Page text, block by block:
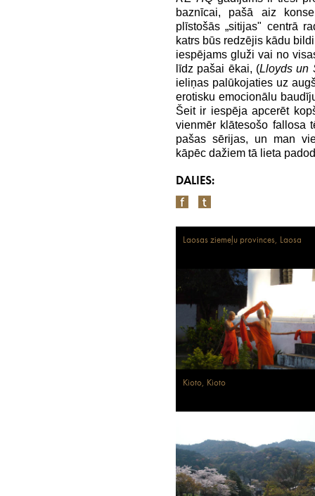
baznīcai, pašā aiz
plīstošās „sitijas" centrā
katrs būs redzējis kādu
iespējams gluži vai no
līdz pašai ēkai, (Lloyds un
ieliņas palūkojaties uz
erotisku emocionālu
Šeit ir iespēja apcerēt
vienmēr klātesošo fallosa
pašas sērijas, un man
kāpēc dažiem tā lieta
DALIES:
Laosas ziemeļu provinces, Laosa
Kioto, Kioto